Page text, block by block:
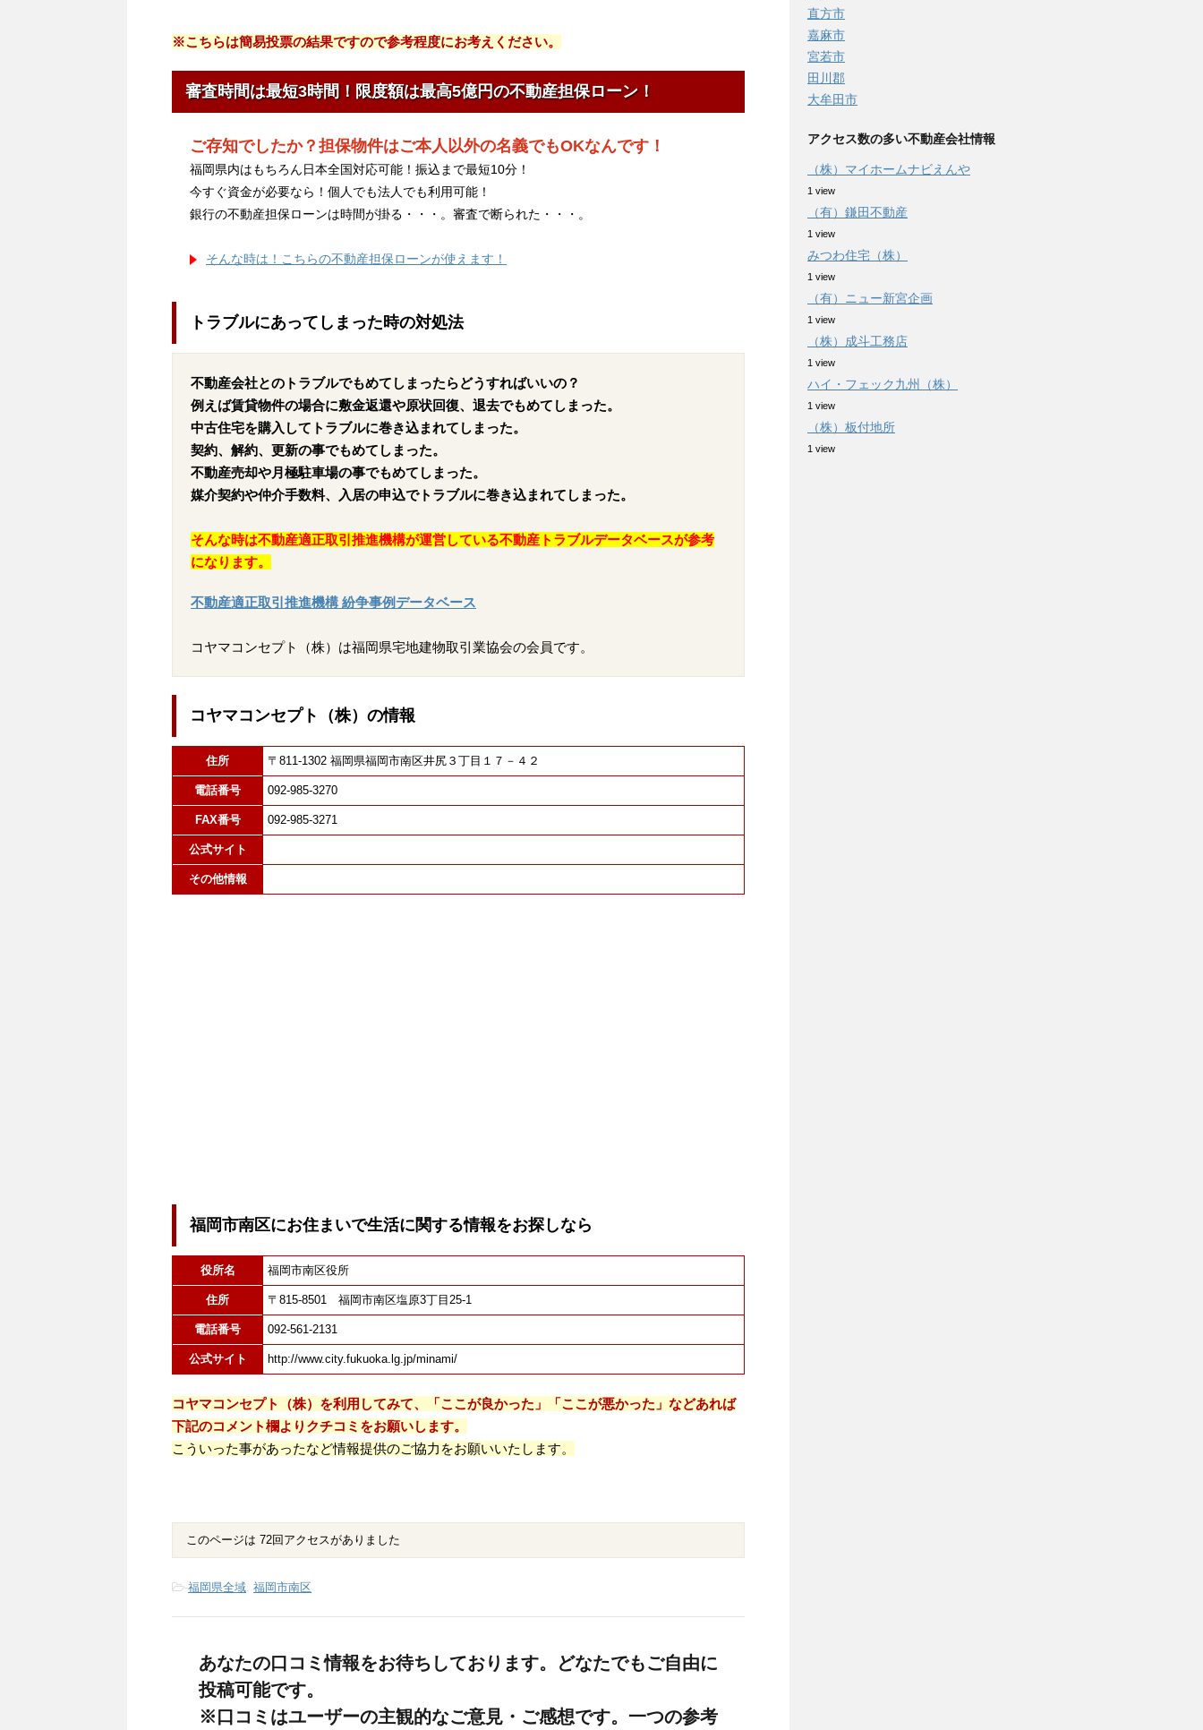
※こちらは簡易投票の結果ですので参考程度にお考えください。
審査時間は最短3時間！限度額は最高5億円の不動産担保ローン！
ご存知でしたか？担保物件はご本人以外の名義でもOKなんです！
福岡県内はもちろん日本全国対応可能！振込まで最短10分！
今すぐ資金が必要なら！個人でも法人でも利用可能！
銀行の不動産担保ローンは時間が掛る・・・。審査で断られた・・・。
そんな時は！こちらの不動産担保ローンが使えます！
トラブルにあってしまった時の対処法
不動産会社とのトラブルでもめてしまったらどうすればいいの？
例えば賃貸物件の場合に敷金返還や原状回復、退去でもめてしまった。
中古住宅を購入してトラブルに巻き込まれてしまった。
契約、解約、更新の事でもめてしまった。
不動産売却や月極駐車場の事でもめてしまった。
媒介契約や仲介手数料、入居の申込でトラブルに巻き込まれてしまった。
そんな時は不動産適正取引推進機構が運営している不動産トラブルデータベースが参考
になります。
不動産適正取引推進機構 紛争事例データベース
コヤマコンセプト（株）は福岡県宅地建物取引業協会の会員です。
コヤマコンセプト（株）の情報
住所 〒811-1302 福岡県福岡市南区井尻３丁目１７－４２
電話番号 092-985-3270
FAX番号 092-985-3271
公式サイト
その他情報
福岡市南区にお住まいで生活に関する情報をお探しなら
役所名 福岡市南区役所
住所 〒815-8501 福岡市南区塩原3丁目25-1
電話番号 092-561-2131
公式サイト http://www.city.fukuoka.lg.jp/minami/
コヤマコンセプト（株）を利用してみて、「ここが良かった」「ここが悪かった」などあれば
下記のコメント欄よりクチコミをお願いします。
こういった事があったなど情報提供のご協力をお願いいたします。
このページは 72回アクセスがありました
-福岡県全域, 福岡市南区
あなたの口コミ情報をお待ちしております。どなたでもご自由に
投稿可能です。
※口コミはユーザーの主観的なご意見・ご感想です。一つの参考
直方市
嘉麻市
宮若市
田川郡
大牟田市
アクセス数の多い不動産会社情報
（株）マイホームナビえんや
1 view
（有）鎌田不動産
1 view
みつわ住宅（株）
1 view
（有）ニュー新宮企画
1 view
（株）成斗工務店
1 view
ハイ・フェック九州（株）
1 view
（株）板付地所
1 view